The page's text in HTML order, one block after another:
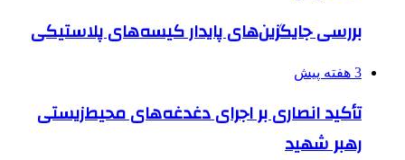
بررسی جایگزین‌های پایدار کیسه‌های پلاستیکی
3 هفته پیش
تأکید انصاری بر اجرای دغدغه‌های محیط‌زیستی
رهبر شهید